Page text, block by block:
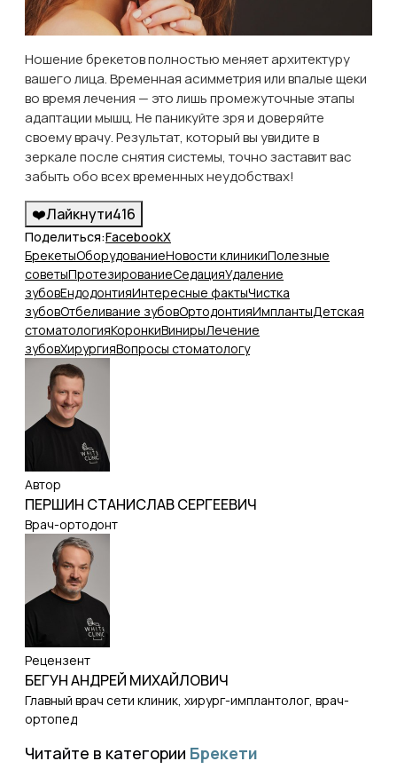
Ношение брекетов полностью меняет архитектуру
вашего лица. Временная асимметрия или впалые щеки
во время лечения — это лишь промежуточные этапы
адаптации мышц. Не паникуйте зря и доверяйте
своему врачу. Результат, который вы увидите в
зеркале после снятия системы, точно заставит вас
забыть обо всех временных неудобствах!
❤️Лайкнути416
Поделиться:FacebookX
БрекетыОборудованиеНовости клиникиПолезные
советыПротезированиеСедацияУдаление
зубовЕндодонтияИнтересные фактыЧистка
зубовОтбеливание зубовОртодонтияИмплантыДетская
стоматологияКоронкиВинирыЛечение
зубовХирургияВопросы стоматологу
Автор
ПЕРШИН СТАНИСЛАВ СЕРГЕЕВИЧ
Врач-ортодонт
Рецензент
БЕГУН АНДРЕЙ МИХАЙЛОВИЧ
Главный врач сети клиник, хирург-имплантолог, врач-
ортопед
Читайте в категории Брекети